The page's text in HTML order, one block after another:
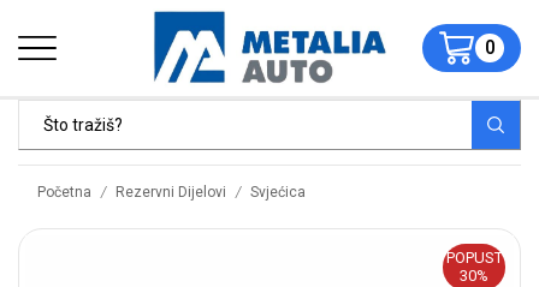
0
Početna / Rezervni Dijelovi / Svjećica
POPUST
30%